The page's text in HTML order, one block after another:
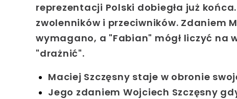
reprezentacji Polski dobiegła już
zwolenników i przeciwników. Zdaniem
wymagano, a "Fabian" mógł liczyć na
"drażnić".
Maciej Szczęsny staje w obronie
Jego zdaniem Wojciech Szczęsny